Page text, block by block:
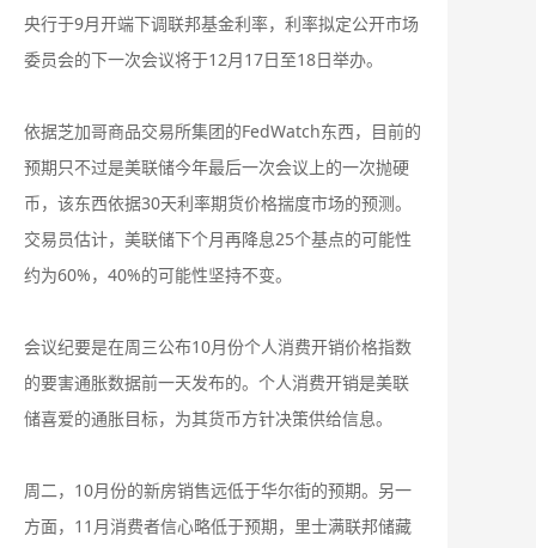
央行于9月开端下调联邦基金利率，利率拟定公开市场
委员会的下一次会议将于12月17日至18日举办。
依据芝加哥商品交易所集团的FedWatch东西，目前的
预期只不过是美联储今年最后一次会议上的一次抛硬
币，该东西依据30天利率期货价格揣度市场的预测。
交易员估计，美联储下个月再降息25个基点的可能性
约为60%，40%的可能性坚持不变。
会议纪要是在周三公布10月份个人消费开销价格指数
的要害通胀数据前一天发布的。个人消费开销是美联
储喜爱的通胀目标，为其货币方针决策供给信息。
周二，10月份的新房销售远低于华尔街的预期。另一
方面，11月消费者信心略低于预期，里士满联邦储藏